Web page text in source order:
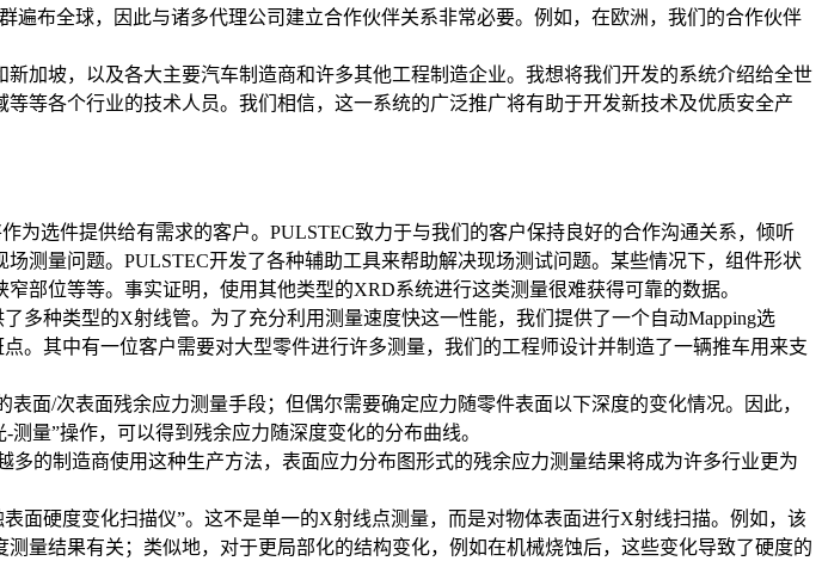
布全球，因此与诸多代理公司建立合作伙伴关系非常必要。例如，在欧洲，我们的合作伙伴
加坡，以及各大主要汽车制造商和许多其他工程制造企业。我想将我们开发的系统介绍给全世
等各个行业的技术人员。我们相信，这一系统的广泛推广将有助于开发新技术及优质安全产
选件提供给有需求的客户。PULSTEC致力于与我们的客户保持良好的合作沟通关系，倾听
测量问题。PULSTEC开发了各种辅助工具来帮助解决现场测试问题。某些情况下，组件形状
部位等等。事实证明，使用其他类型的XRD系统进行这类测量很难获得可靠的数据。
种类型的X射线管。为了充分利用测量速度快这一性能，我们提供了一个自动Mapping选
。其中有一位客户需要对大型零件进行许多测量，我们的工程师设计并制造了一辆推车用来支
面/次表面残余应力测量手段；但偶尔需要确定应力随零件表面以下深度的变化情况。因此，
量”操作，可以得到残余应力随深度变化的分布曲线。
的制造商使用这种生产方法，表面应力分布图形式的残余应力测量结果将成为许多行业更为
面硬度变化扫描仪”。这不是单一的X射线点测量，而是对物体表面进行X射线扫描。例如，该
量结果有关；类似地，对于更局部化的结构变化，例如在机械烧蚀后，这些变化导致了硬度的